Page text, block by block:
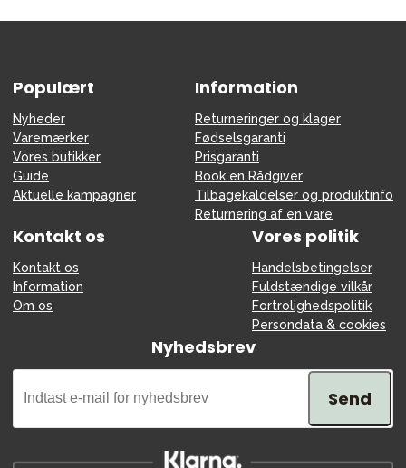
Populært
Nyheder
Varemærker
Vores butikker
Guide
Aktuelle kampagner
Information
Returneringer og klager
Fødselsgaranti
Prisgaranti
Book en Rådgiver
Tilbagekaldelser og produktinfo
Returnering af en vare
Kontakt os
Kontakt os
Information
Om os
Vores politik
Handelsbetingelser
Fuldstændige vilkår
Fortrolighedspolitik
Persondata & cookies
Nyhedsbrev
Send